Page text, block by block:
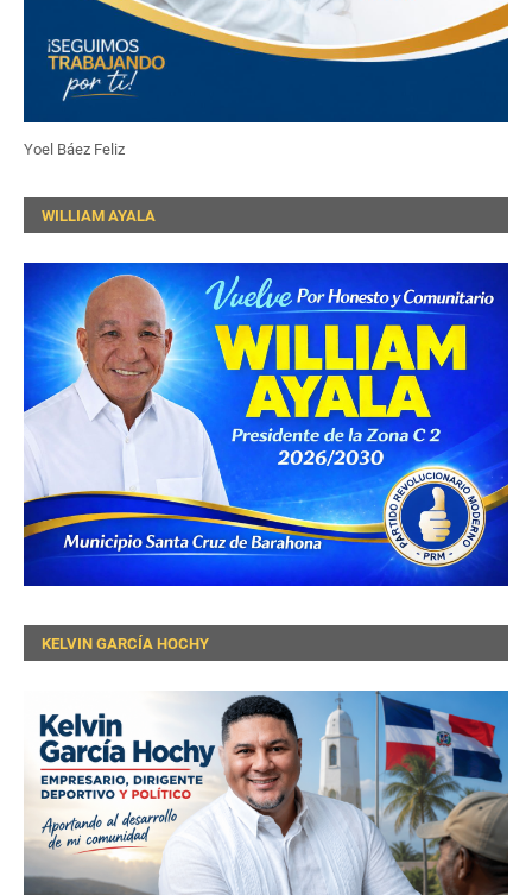
Yoel Báez Feliz
WILLIAM AYALA
KELVIN GARCÍA HOCHY